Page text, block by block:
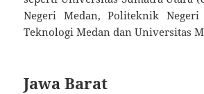
Negeri Medan, Politeknik
Teknologi Medan dan Universitas
Jawa Barat